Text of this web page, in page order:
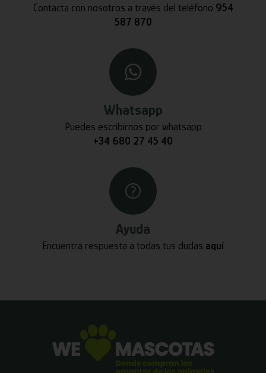
Contacta con nosotros a través del teléfono 954
587 870
Whatsapp
Puedes escribirnos por whatsapp
+34 680 27 45 40
Ayuda
Encuentra respuesta a todas tus dudas aquí